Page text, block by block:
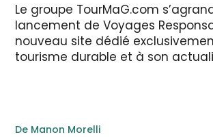
Le groupe TourMaG.com
lancement de Voyages
nouveau site dédié
tourisme durable et à son
De Manon Morelli